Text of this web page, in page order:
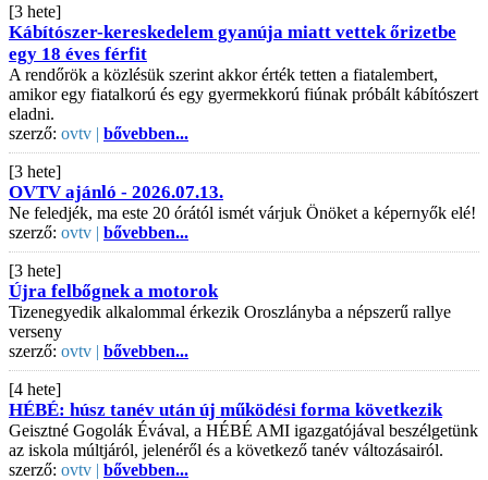
[3 hete]
Kábítószer-kereskedelem gyanúja miatt vettek őrizetbe
egy 18 éves férfit
A rendőrök a közlésük szerint akkor érték tetten a fiatalembert,
amikor egy fiatalkorú és egy gyermekkorú fiúnak próbált kábítószert
eladni.
szerző: ovtv | bővebben...
[3 hete]
OVTV ajánló - 2026.07.13.
Ne feledjék, ma este 20 órától ismét várjuk Önöket a képernyők elé!
szerző: ovtv | bővebben...
[3 hete]
Újra felbőgnek a motorok
Tizenegyedik alkalommal érkezik Oroszlányba a népszerű rallye
verseny
szerző: ovtv | bővebben...
[4 hete]
HÉBÉ: húsz tanév után új működési forma következik
Geisztné Gogolák Évával, a HÉBÉ AMI igazgatójával beszélgetünk
az iskola múltjáról, jelenéről és a következő tanév változásairól.
szerző: ovtv | bővebben...